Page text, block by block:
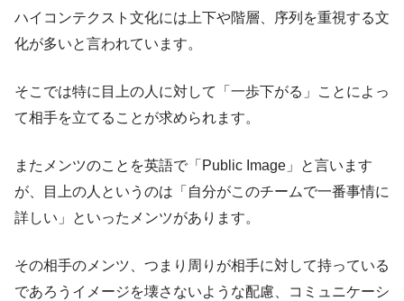
ハイコンテクスト文化には上下や階層、序列を重視する文
化が多いと言われています。
そこでは特に目上の人に対して「一歩下がる」ことによっ
て相手を立てることが求められます。
またメンツのことを英語で「Public Image」と言います
が、目上の人というのは「自分がこのチームで一番事情に
詳しい」といったメンツがあります。
その相手のメンツ、つまり周りが相手に対して持っている
であろうイメージを壊さないような配慮、コミュニケーシ